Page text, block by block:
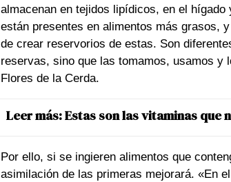
almacenan en tejidos lipídicos, en el
están presentes en alimentos más grasos,
de crear reservorios de estas. Son
reservas, sino que las tomamos, usamos y
Flores de la Cerda.
Leer más:Estas son las vitaminas que
Por ello, si se ingieren alimentos que
asimilación de las primeras mejorará. «En